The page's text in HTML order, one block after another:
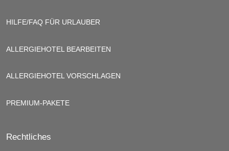
HILFE/FAQ FÜR URLAUBER
ALLERGIEHOTEL BEARBEITEN
ALLERGIEHOTEL VORSCHLAGEN
PREMIUM-PAKETE
Rechtliches